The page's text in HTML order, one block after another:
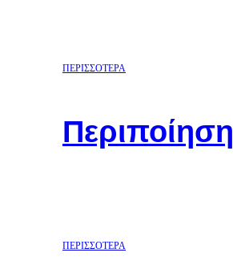
ΠΕΡΙΣΣΟΤΕΡΑ
Περιποίηση
ΠΕΡΙΣΣΟΤΕΡΑ